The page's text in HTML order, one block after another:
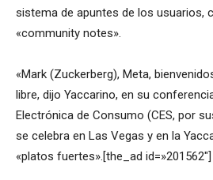
sistema de apuntes de los usuarios,
«community notes».
«Mark (Zuckerberg), Meta,
libre, dijo Yaccarino, en su
Electrónica de Consumo (CES, por
se celebra en Las Vegas y en la
«platos fuertes».[the_ad id=»201562″]